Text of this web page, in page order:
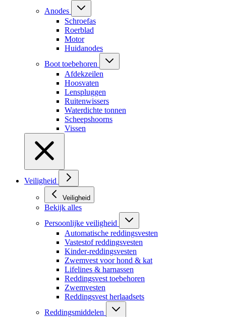
Anodes
Schroefas
Roerblad
Motor
Huidanodes
Boot toebehoren
Afdekzeilen
Hoosvaten
Lenspluggen
Ruitenwissers
Waterdichte tonnen
Scheepshoorns
Vissen
Veiligheid
Veiligheid
Bekijk alles
Persoonlijke veiligheid
Automatische reddingsvesten
Vastestof reddingsvesten
Kinder-reddingsvesten
Zwemvest voor hond & kat
Lifelines & harnassen
Reddingsvest toebehoren
Zwemvesten
Reddingsvest herlaadsets
Reddingsmiddelen